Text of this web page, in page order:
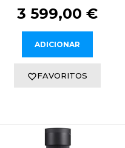
3 599,00 €
ADICIONAR
FAVORITOS